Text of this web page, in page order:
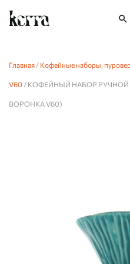
Главная / Кофейные наборы,
V60 / КОФЕЙНЫЙ НАБОР РУЧНОЙ
ВОРОНКА V60)